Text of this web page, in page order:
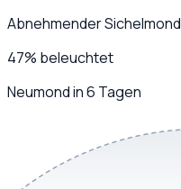
Abnehmender Sichelmond
47% beleuchtet
Neumond in 6 Tagen